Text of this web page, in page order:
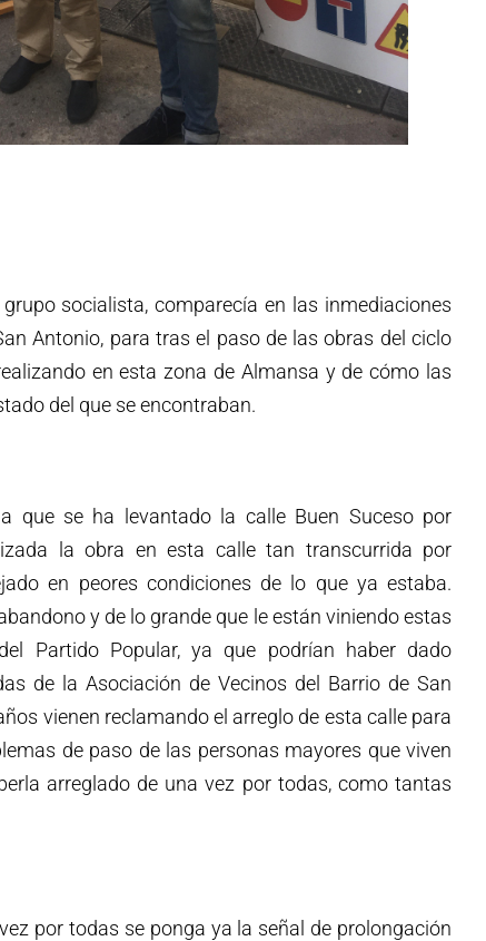
socialista, comparecía en las inmediaciones
Antonio, para tras el paso de las obras del ciclo
en esta zona de Almansa y de cómo las
del que se encontraban.
que se ha levantado la calle Buen Suceso por
la obra en esta calle tan transcurrida por
en peores condiciones de lo que ya estaba.
y de lo grande que le están viniendo estas
Partido Popular, ya que podrían haber dado
de la Asociación de Vecinos del Barrio de San
vienen reclamando el arreglo de esta calle para
de paso de las personas mayores que viven
arreglado de una vez por todas, como tantas
por todas se ponga ya la señal de prolongación